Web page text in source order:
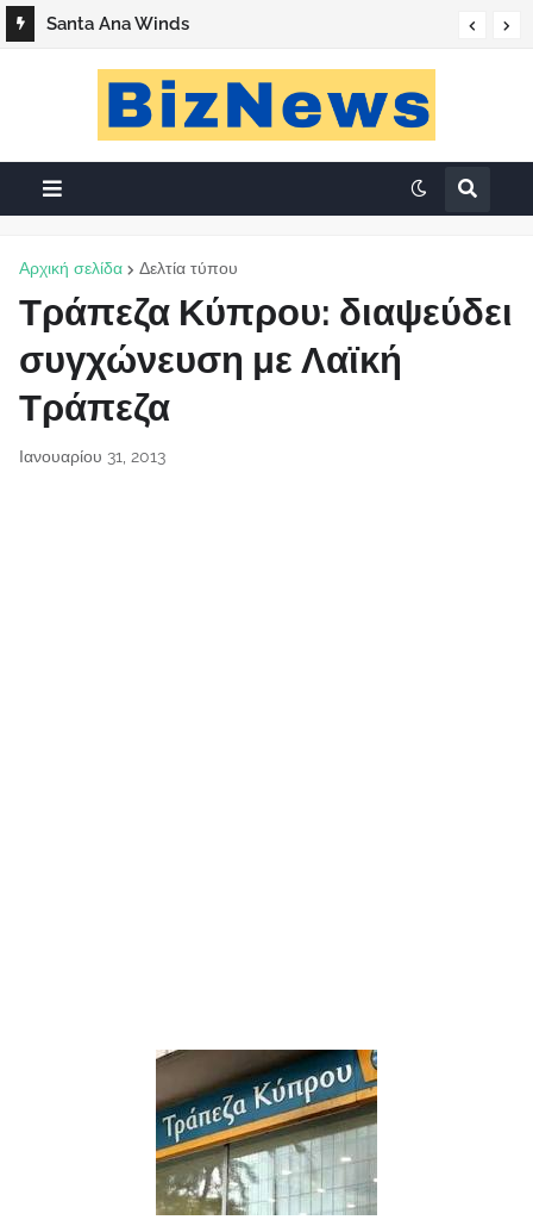
Santa Ana Winds
Αρχική σελίδα Δελτία τύπου
Τράπεζα Κύπρου: διαψεύδει
συγχώνευση με Λαϊκή
Τράπεζα
Ιανουαρίου 31, 2013